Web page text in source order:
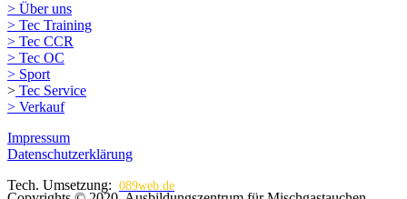
> Über uns
> Tec Training
> Tec CCR
> Tec OC
> Sport
> Tec Service
> Verkauf
Impressum
Datenschutzerklärung
Tech. Umsetzung: 089web.de